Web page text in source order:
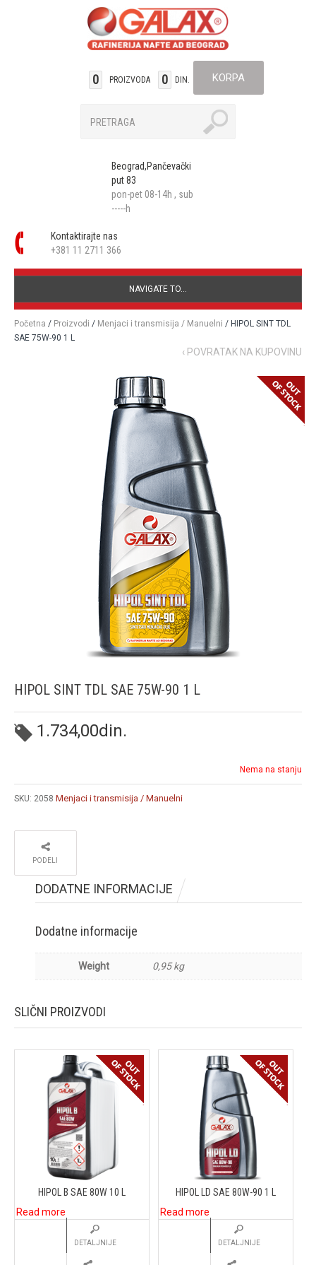
0 PROIZVODA 0 DIN. KORPA
Beograd,Pančevački
put 83
pon-pet 08-14h , sub
-----h
Kontaktirajte nas
+381 11 2711 366
NAVIGATE TO...
Početna / Proizvodi / Menjaci i transmisija / Manuelni / HIPOL SINT TDL
SAE 75W-90 1 L
‹ POVRATAK NA KUPOVINU
HIPOL SINT TDL SAE 75W-90 1 L
1.734,00din.
Nema na stanju
SKU: 2058 Menjaci i transmisija / Manuelni
PODELI
DODATNE INFORMACIJE
Dodatne informacije
Weight 0,95 kg
SLIČNI PROIZVODI
HIPOL B SAE 80W 10 L
Read more
DETALJNIJE
HIPOL LD SAE 80W-90 1 L
Read more
DETALJNIJE